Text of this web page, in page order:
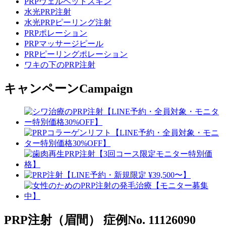
水光PRP注射
水光PRPピーリング注射
PRPポレーション
PRPマッサージピール
PRPピーリングポレーション
ワキの下のPRP注射
キャンペーンCampaign
PRP注射（眉間） 症例No. 11126090